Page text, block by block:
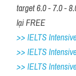
target 6.0 - 7.0 -
lại FREE
>> IELTS
>> IELTS
>> IELTS